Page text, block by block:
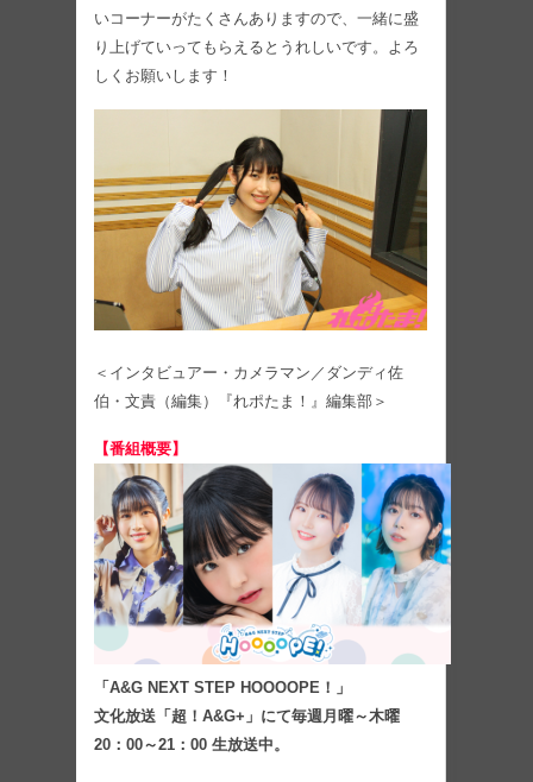
いコーナーがたくさんありますので、一緒に盛
り上げていってもらえるとうれしいです。よろ
しくお願いします！
＜インタビュアー・カメラマン／ダンディ佐
伯・文責（編集）『れポたま！』編集部＞
【番組概要】
「A&G NEXT STEP HOOOOPE！」
文化放送「超！A&G+」にて毎週月曜～木曜
20：00～21：00 生放送中。